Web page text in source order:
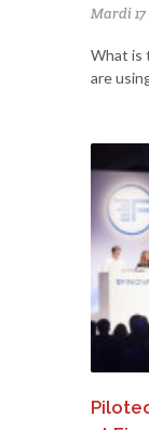
Mardi
What is
are